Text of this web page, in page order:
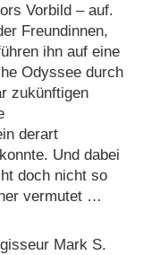
Vorbild – auf.
Freundinnen,
ihn auf eine
Odyssee durch
zukünftigen
derart
Und dabei
doch nicht so
vermutet …
Mark S.